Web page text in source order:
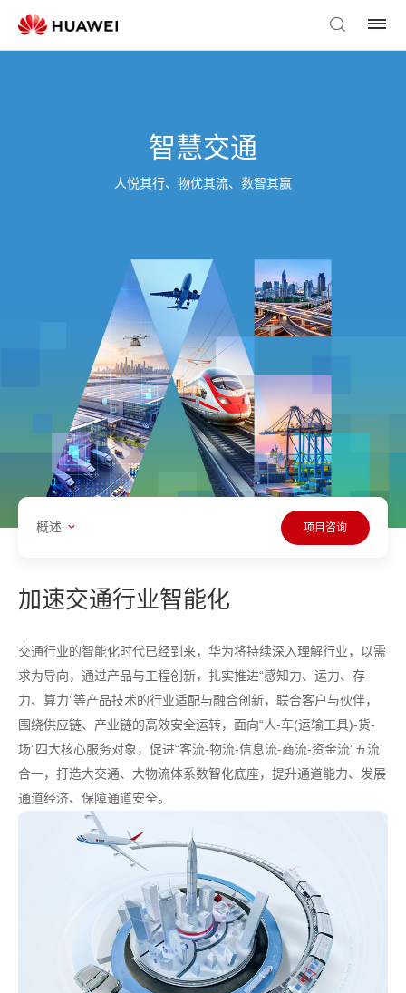
智慧交通
人悦其行、物优其流、数智其赢
概述 项目咨询
加速交通行业智能化
交通行业的智能化时代已经到来，华为将持续深入理解行业，以需
求为导向，通过产品与工程创新，扎实推进“感知力、运力、存
力、算力”等产品技术的行业适配与融合创新，联合客户与伙伴，
围绕供应链、产业链的高效安全运转，面向“人-车(运输工具)-货-
场”四大核心服务对象，促进“客流-物流-信息流-商流-资金流”五流
合一，打造大交通、大物流体系数智化底座，提升通道能力、发展
通道经济、保障通道安全。